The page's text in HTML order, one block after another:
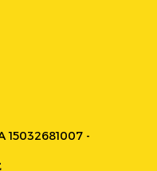
15032681007 -